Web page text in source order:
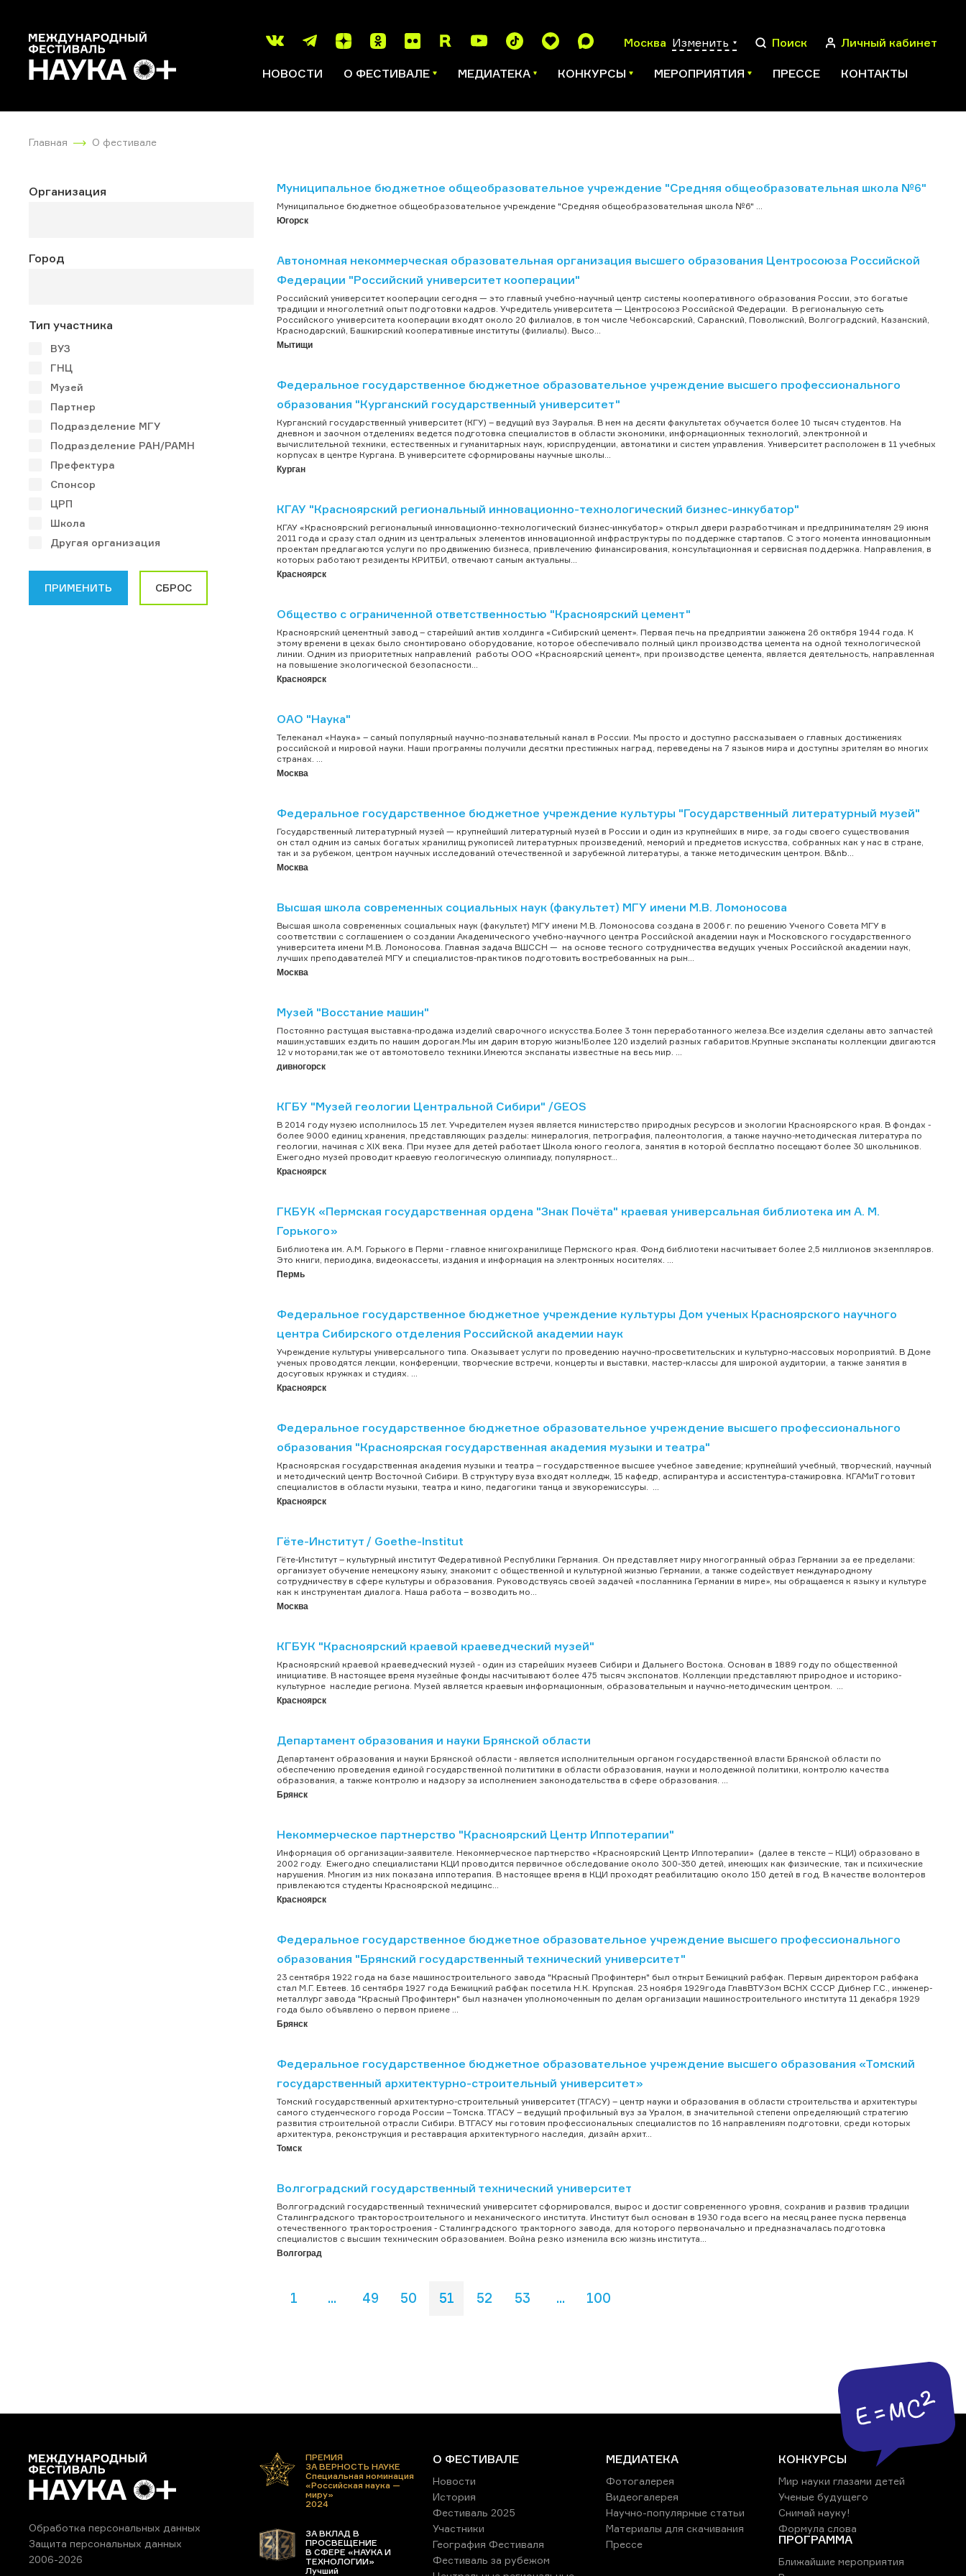
Москва Изменить Поиск Личный кабинет
НОВОСТИ О ФЕСТИВАЛЕ МЕДИАТЕКА КОНКУРСЫ МЕРОПРИЯТИЯ ПРЕССЕ КОНТАКТЫ
Главная О фестивале
Организация
Город
Тип участника
ВУЗ
ГНЦ
Музей
Партнер
Подразделение МГУ
Подразделение РАН/РАМН
Префектура
Спонсор
ЦРП
Школа
Другая организация
Муниципальное бюджетное общеобразовательное учреждение "Средняя общеобразовательная школа №6"
Муниципальное бюджетное общеобразовательное учреждение "Средняя общеобразовательная школа №6" ...
Югорск
Автономная некоммерческая образовательная организация высшего образования Центросоюза Российской
Федерации "Российский университет кооперации"
Российский университет кооперации сегодня — это главный учебно-научный центр системы кооперативного образования России, это богатые
традиции и многолетний опыт подготовки кадров. Учредитель университета — Центросоюз Российской Федерации. В региональную сеть
Российского университета кооперации входят около 20 филиалов, в том числе Чебоксарский, Саранский, Поволжский, Волгоградский, Казанский,
Краснодарский, Башкирский кооперативные институты (филиалы). Высо...
Мытищи
Федеральное государственное бюджетное образовательное учреждение высшего профессионального
образования "Курганский государственный университет"
Курганский государственный университет (КГУ) – ведущий вуз Зауралья. В нем на десяти факультетах обучается более 10 тысяч студентов. На
дневном и заочном отделениях ведется подготовка специалистов в области экономики, информационных технологий, электронной и
вычислительной техники, естественных и гуманитарных наук, юриспруденции, автоматики и систем управления. Университет расположен в 11 учебных
корпусах в центре Кургана. В университете сформированы научные школы...
Курган
КГАУ "Красноярский региональный инновационно-технологический бизнес-инкубатор"
КГАУ «Красноярский региональный инновационно-технологический бизнес-инкубатор» открыл двери разработчикам и предпринимателям 29 июня
2011 года и сразу стал одним из центральных элементов инновационной инфраструктуры по поддержке стартапов. С этого момента инновационным
проектам предлагаются услуги по продвижению бизнеса, привлечению финансирования, консультационная и сервисная поддержка. Направления, в
которых работают резиденты КРИТБИ, отвечают самым актуальны...
Красноярск
Общество с ограниченной ответственностью "Красноярский цемент"
Красноярский цементный завод – старейший актив холдинга «Сибирский цемент». Первая печь на предприятии зажжена 26 октября 1944 года. К
этому времени в цехах было смонтировано оборудование, которое обеспечивало полный цикл производства цемента на одной технологической
линии. Одним из приоритетных направлений работы ООО «Красноярский цемент», при производстве цемента, является деятельность, направленная
на повышение экологической безопасности...
Красноярск
ОАО "Наука"
Телеканал «Наука» – самый популярный научно-познавательный канал в России. Мы просто и доступно рассказываем о главных достижениях
российской и мировой науки. Наши программы получили десятки престижных наград, переведены на 7 языков мира и доступны зрителям во многих
странах. ...
Москва
Федеральное государственное бюджетное учреждение культуры "Государственный литературный музей"
Государственный литературный музей — крупнейший литературный музей в России и один из крупнейших в мире, за годы своего существования
он стал одним из самых богатых хранилищ рукописей литературных произведений, меморий и предметов искусства, собранных как у нас в стране,
так и за рубежом, центром научных исследований отечественной и зарубежной литературы, а также методическим центром. В&nb...
Москва
Высшая школа современных социальных наук (факультет) МГУ имени М.В. Ломоносова
Высшая школа современных социальных наук (факультет) МГУ имени М.В. Ломоносова создана в 2006 г. по решению Ученого Совета МГУ в
соответствии с соглашением о создании Академического учебно-научного центра Российской академии наук и Московского государственного
университета имени М.В. Ломоносова. Главная задача ВШССН — на основе тесного сотрудничества ведущих ученых Российской академии наук,
лучших преподавателей МГУ и специалистов-практиков подготовить востребованных на рын...
Москва
Музей "Восстание машин"
Постоянно растущая выставка-продажа изделий сварочного искусства.Более 3 тонн переработанного железа.Все изделия сделаны авто запчастей
машин,уставших ездить по нашим дорогам.Мы им дарим вторую жизнь!Более 120 изделий разных габаритов.Крупные экспанаты коллекции двигаются
12 v моторами,так же от автомотовело техники.Имеются экспанаты известные на весь мир. ...
дивногорск
КГБУ "Музей геологии Центральной Сибири" /GEOS
В 2014 году музею исполнилось 15 лет. Учредителем музея является министерство природных ресурсов и экологии Красноярского края. В фондах -
более 9000 единиц хранения, представляющих разделы: минералогия, петрография, палеонтология, а также научно-методическая литература по
геологии, начиная с XIX века. При музее для детей работает Школа юного геолога, занятия в которой бесплатно посещают более 30 школьников.
Ежегодно музей проводит краевую геологическую олимпиаду, популярност...
Красноярск
ГКБУК «Пермская государственная ордена "Знак Почёта" краевая универсальная библиотека им А. М.
Горького»
Библиотека им. А.М. Горького в Перми - главное книгохранилище Пермского края. Фонд библиотеки насчитывает более 2,5 миллионов экземпляров.
Это книги, периодика, видеокассеты, издания и информация на электронных носителях. ...
Пермь
Федеральное государственное бюджетное учреждение культуры Дом ученых Красноярского научного
центра Сибирского отделения Российской академии наук
Учреждение культуры универсального типа. Оказывает услуги по проведению научно-просветительских и культурно-массовых мороприятий. В Доме
ученых проводятся лекции, конференции, творческие встречи, концерты и выставки, мастер-классы для широкой аудитории, а также занятия в
досуговых кружках и студиях. ...
Красноярск
Федеральное государственное бюджетное образовательное учреждение высшего профессионального
образования "Красноярская государственная академия музыки и театра"
Красноярская государственная академия музыки и театра – государственное высшее учебное заведение; крупнейший учебный, творческий, научный
и методический центр Восточной Сибири. В структуру вуза входят колледж, 15 кафедр, аспирантура и ассистентура-стажировка. КГАМиТ готовит
специалистов в области музыки, театра и кино, педагогики танца и звукорежиссуры. ...
Красноярск
Гёте-Институт / Goethe-Institut
Гёте-Институт – культурный институт Федеративной Республики Германия. Он представляет миру многогранный образ Германии за ее пределами:
организует обучение немецкому языку, знакомит с общественной и культурной жизнью Германии, а также содействует международному
сотрудничеству в сфере культуры и образования. Руководствуясь своей задачей «посланника Германии в мире», мы обращаемся к языку и культуре
как к инструментам диалога. Наша работа – возводить мо...
Москва
КГБУК "Красноярский краевой краеведческий музей"
Красноярский краевой краеведческий музей - один из старейших музеев Сибири и Дальнего Востока. Основан в 1889 году по общественной
инициативе. В настоящее время музейные фонды насчитывают более 475 тысяч экспонатов. Коллекции представляют природное и историко-
культурное наследие региона. Музей является краевым информационным, образовательным и научно-методическим центром. ...
Красноярск
Департамент образования и науки Брянской области
Департамент образования и науки Брянской области - является исполнительным органом государственной власти Брянской области по
обеспечению проведения единой государственной полититики в области образования, науки и молодежной политики, контролю качества
образования, а также контролю и надзору за исполнением законодательства в сфере образования. ...
Брянск
Некоммерческое партнерство "Красноярский Центр Иппотерапии"
Информация об организации-заявителе. Некоммерческое партнерство «Красноярский Центр Иппотерапии» (далее в тексте – КЦИ) образовано в
2002 году. Ежегодно специалистами КЦИ проводится первичное обследование около 300-350 детей, имеющих как физические, так и психические
нарушения. Многим из них показана иппотерапия. В настоящее время в КЦИ проходят реабилитацию около 150 детей в год. В качестве волонтеров
привлекаются студенты Красноярской медицинс...
Красноярск
Федеральное государственное бюджетное образовательное учреждение высшего профессионального
образования "Брянский государственный технический университет"
23 сентября 1922 года на базе машиностроительного завода "Красный Профинтерн" был открыт Бежицкий рабфак. Первым директором рабфака
стал М.Г. Евтеев. 16 сентября 1927 года Бежицкий рабфак посетила Н.К. Крупская. 23 ноября 1929года ГлавВТУЗом ВСНХ СССР Дибнер Г.С., инженер-
металлург завода "Красный Профинтерн" был назначен уполномоченным по делам организации машиностроительного института 11 декабря 1929
года было объявлено о первом приеме ...
Брянск
Федеральное государственное бюджетное образовательное учреждение высшего образования «Томский
государственный архитектурно-строительный университет»
Томский государственный архитектурно-строительный университет (ТГАСУ) – центр науки и образования в области строительства и архитектуры
самого студенческого города России – Томска. ТГАСУ – ведущий профильный вуз за Уралом, в значительной степени определяющий стратегию
развития строительной отрасли Сибири. В ТГАСУ мы готовим профессиональных специалистов по 16 направлениям подготовки, среди которых
архитектура, реконструкция и реставрация архитектурного наследия, дизайн архит...
Томск
Волгоградский государственный технический университет
Волгоградский государственный технический университет сформировался, вырос и достиг современного уровня, сохранив и развив традиции
Сталинградского тракторостроительного и механического института. Институт был основан в 1930 года всего на месяц ранее пуска первенца
отечественного тракторостроения - Сталинградского тракторного завода, для которого первоначально и предназначалась подготовка
специалистов с высшим техническим образованием. Война резко изменила всю жизнь института...
Волгоград
1 ... 49 50 51 52 53 ... 100
Обработка персональных данных
Защита персональных данных
2006-2026
ПРЕМИЯ
ЗА ВЕРНОСТЬ НАУКЕ
Специальная номинация
«Российская наука —
миру»
2024
ЗА ВКЛАД В
ПРОСВЕЩЕНИЕ
В СФЕРЕ «НАУКА И
ТЕХНОЛОГИИ»
Лучший
О ФЕСТИВАЛЕ
Новости
История
Фестиваль 2025
Участники
География Фестиваля
Фестиваль за рубежом
МЕДИАТЕКА
Фотогалерея
Видеогалерея
Научно-популярные статьи
Материалы для скачивания
Прессе
КОНКУРСЫ
Мир науки глазами детей
Ученые будущего
Снимай науку!
Формула слова
ПРОГРАММА
Ближайшие мероприятия